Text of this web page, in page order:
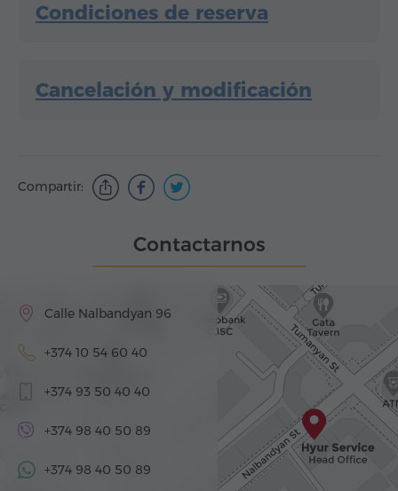
Condiciones de reserva
Cancelación y modificación
Compartir:
Contactarnos
Calle Nalbandyan 96
+374 10 54 60 40
+374 93 50 40 40
+374 98 40 50 89
+374 98 40 50 89